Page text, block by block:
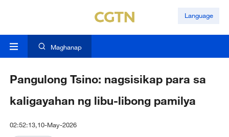
Language
Maghanap
Pangulong Tsino: nagsisikap para sa
kaligayahan ng libu-libong pamilya
02:52:13,10-May-2026